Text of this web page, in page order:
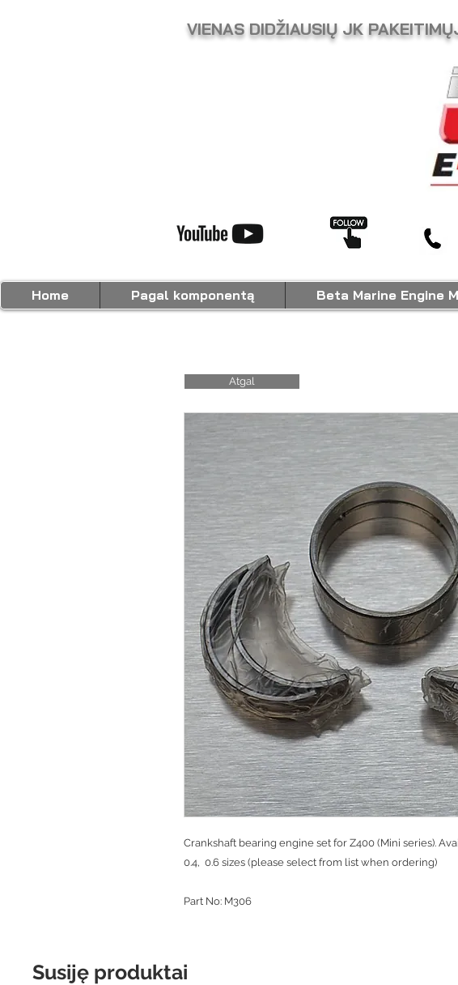
VIENAS DIDŽIAUSIŲ JK
Crankshaft bearing engine set for Z400 (Mini series).
0.4, 0.6 sizes (please select from list when ordering)
Part No: M306
Atgal
Susiję produktai
Home Pagal komponentą Beta Marine Engine